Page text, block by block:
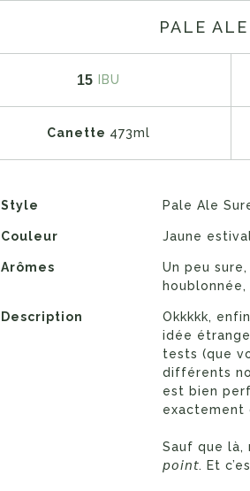
PALE
15 IBU
Canette 473ml
Style Pale Ale
Couleur Jaune
Arômes
Un peu
Description
Okkkkk,
idée
tests (que
différents
est bien
exactement
Sauf que là,
𝘱𝘰𝘪𝘯𝘵. Et